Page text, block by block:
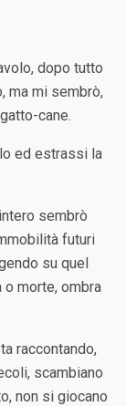
dopo tutto
ma mi sembrò,
cane.
ed estrassi la
sembrò
futuri
su quel
morte, ombra
raccontando,
scambiano
non si giocano